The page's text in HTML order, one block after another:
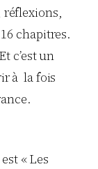
réflexions,
chapitres.
c’est un
à la fois
« Les